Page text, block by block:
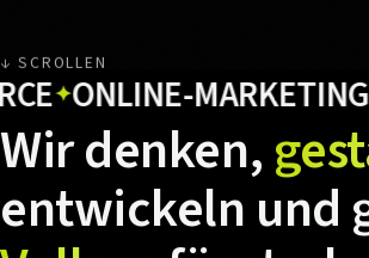
↓ SCROLLEN
ONLINE-MARKETING✦
Wirdenken,
entwickeln und